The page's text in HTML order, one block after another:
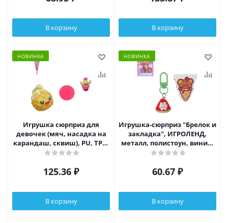
В корзину В корзину
НОВИНКА
Игрушка сюрприз для
девочек (мяч, насадка на
карандаш, сквиш), PU, TPR,
15,5х6х6см, 3-6 дизайнов
125.36 ₽
В корзину
НОВИНКА
Игрушка-сюрприз "Брелок и
закладка", ИГРОЛЕНД,
металл, полистоун, винил,
13x9см, 6-12 дизайнов
60.67 ₽
В корзину